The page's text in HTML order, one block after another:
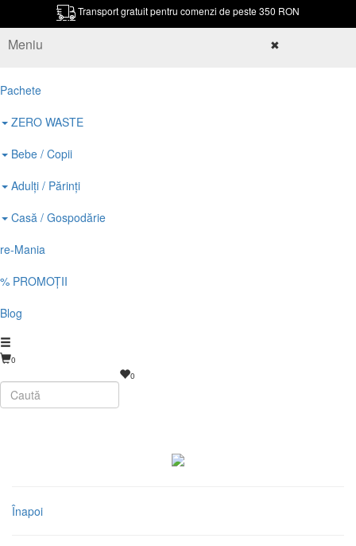
Transport gratuit pentru comenzi de peste 350 RON
Meniu ✖
Pachete
ZERO WASTE
Bebe / Copii
Adulți / Părinți
Casă / Gospodărie
re-Mania
% PROMOȚII
Blog
0
0
Înapoi